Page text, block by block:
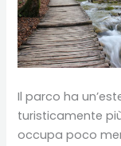
Il parco ha
turisticamente
occupa poco